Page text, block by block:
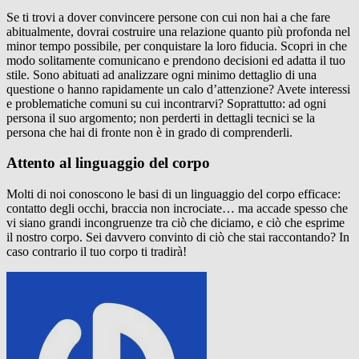
Se ti trovi a dover convincere persone con cui non hai a che fare
abitualmente, dovrai costruire una relazione quanto più profonda nel
minor tempo possibile, per conquistare la loro fiducia. Scopri in che
modo solitamente comunicano e prendono decisioni ed adatta il tuo
stile. Sono abituati ad analizzare ogni minimo dettaglio di una
questione o hanno rapidamente un calo d’attenzione? Avete interessi
e problematiche comuni su cui incontrarvi? Soprattutto: ad ogni
persona il suo argomento; non perderti in dettagli tecnici se la
persona che hai di fronte non è in grado di comprenderli.
Attento al linguaggio del corpo
Molti di noi conoscono le basi di un linguaggio del corpo efficace:
contatto degli occhi, braccia non incrociate… ma accade spesso che
vi siano grandi incongruenze tra ciò che diciamo, e ciò che esprime
il nostro corpo. Sei davvero convinto di ciò che stai raccontando? In
caso contrario il tuo corpo ti tradirà!